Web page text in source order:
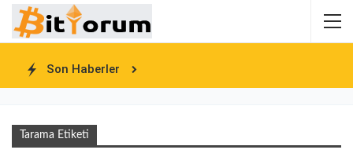
Son Haberler
Tarama Etiketi